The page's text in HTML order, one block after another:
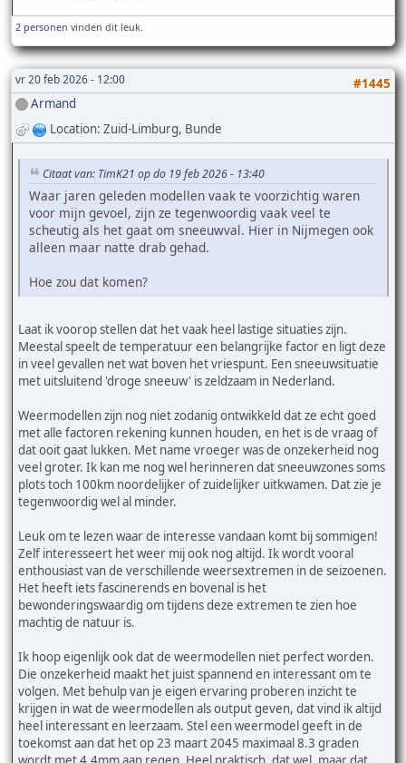
2 personen vinden dit leuk.
vr 20 feb 2026 - 12:00
#1445
Armand
Location: Zuid-Limburg, Bunde
Citaat van: TimK21 op do 19 feb 2026 - 13:40
Waar jaren geleden modellen vaak te voorzichtig waren
voor mijn gevoel, zijn ze tegenwoordig vaak veel te
scheutig als het gaat om sneeuwval. Hier in Nijmegen ook
alleen maar natte drab gehad.
Hoe zou dat komen?
Laat ik voorop stellen dat het vaak heel lastige situaties zijn.
Meestal speelt de temperatuur een belangrijke factor en ligt deze
in veel gevallen net wat boven het vriespunt. Een sneeuwsituatie
met uitsluitend 'droge sneeuw' is zeldzaam in Nederland.
Weermodellen zijn nog niet zodanig ontwikkeld dat ze echt goed
met alle factoren rekening kunnen houden, en het is de vraag of
dat ooit gaat lukken. Met name vroeger was de onzekerheid nog
veel groter. Ik kan me nog wel herinneren dat sneeuwzones soms
plots toch 100km noordelijker of zuidelijker uitkwamen. Dat zie je
tegenwoordig wel al minder.
Leuk om te lezen waar de interesse vandaan komt bij sommigen!
Zelf interesseert het weer mij ook nog altijd. Ik wordt vooral
enthousiast van de verschillende weersextremen in de seizoenen.
Het heeft iets fascinerends en bovenal is het
bewonderingswaardig om tijdens deze extremen te zien hoe
machtig de natuur is.
Ik hoop eigenlijk ook dat de weermodellen niet perfect worden.
Die onzekerheid maakt het juist spannend en interessant om te
volgen. Met behulp van je eigen ervaring proberen inzicht te
krijgen in wat de weermodellen als output geven, dat vind ik altijd
heel interessant en leerzaam. Stel een weermodel geeft in de
toekomst aan dat het op 23 maart 2045 maximaal 8.3 graden